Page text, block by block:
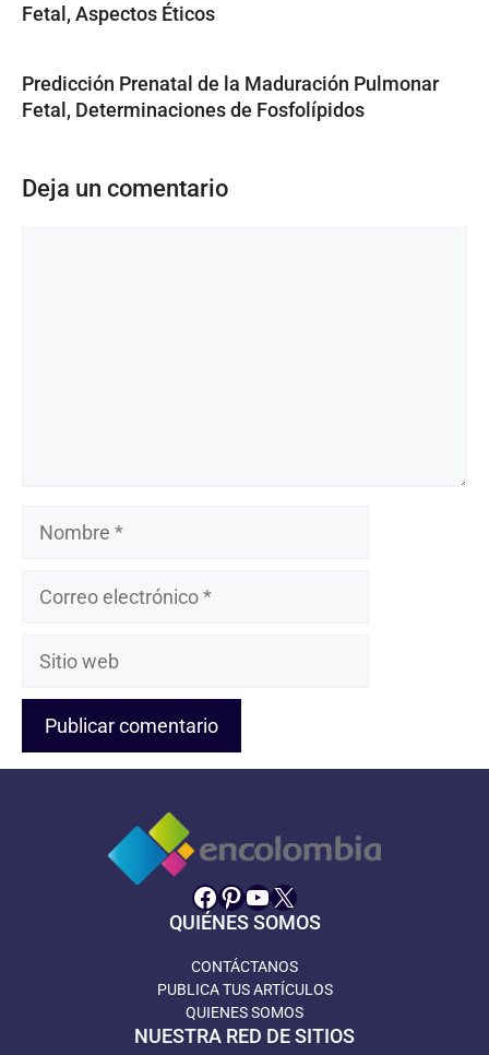
Fetal, Aspectos Éticos
Predicción Prenatal de la Maduración Pulmonar
Fetal, Determinaciones de Fosfolípidos
Deja un comentario
Nombre
Sitio
Facebook
Pinterest
YouTube
X
QUIÉNES SOMOS
CONTÁCTANOS
PUBLICA TUS ARTÍCULOS
QUIENES SOMOS
NUESTRA RED DE SITIOS